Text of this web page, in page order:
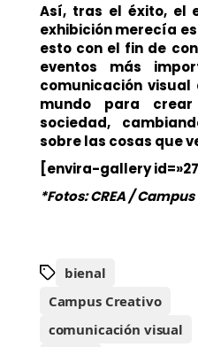
Así, tras el éxito, el
exhibición merecía
esto con el fin de
eventos más
comunicación visual
mundopara crear
sociedad,
sobre las cosas que
[envira-gallery
*Fotos: CREA /
bienal
Campus Creativo
comunicación visual